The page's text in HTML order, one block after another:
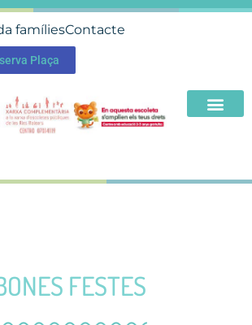
famíliesContacte
Plaça
FESTES